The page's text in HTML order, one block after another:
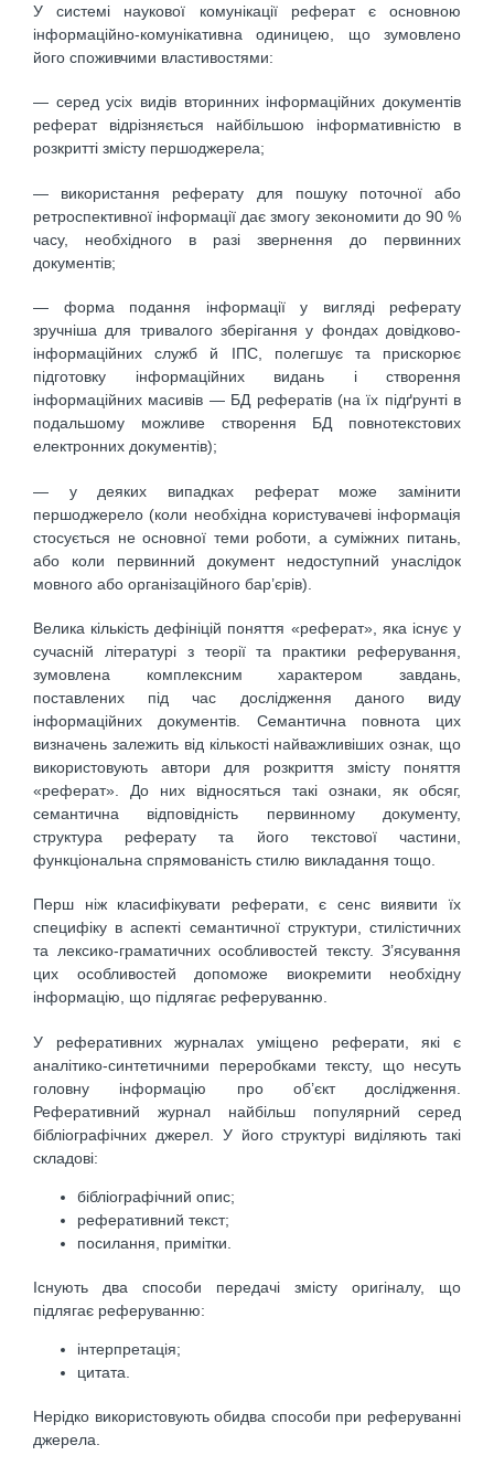
У системі наукової комунікації реферат є основною
інформаційно-комунікативна одиницею, що зумовлено
його споживчими властивостями:
— серед усіх видів вторинних інформаційних документів
реферат відрізняється найбільшою інформативністю в
розкритті змісту першоджерела;
— використання реферату для пошуку поточної або
ретроспективної інформації дає змогу зекономити до 90 %
часу, необхідного в разі звернення до первинних
документів;
— форма подання інформації у вигляді реферату
зручніша для тривалого зберігання у фондах довідково-
інформаційних служб й ІПС, полегшує та прискорює
підготовку інформаційних видань і створення
інформаційних масивів — БД рефератів (на їх підґрунті в
подальшому можливе створення БД повнотекстових
електронних документів);
— у деяких випадках реферат може замінити
першоджерело (коли необхідна користувачеві інформація
стосується не основної теми роботи, а суміжних питань,
або коли первинний документ недоступний унаслідок
мовного або організаційного бар’єрів).
Велика кількість дефініцій поняття «реферат», яка існує у
сучасній літературі з теорії та практики реферування,
зумовлена комплексним характером завдань,
поставлених під час дослідження даного виду
інформаційних документів. Семантична повнота цих
визначень залежить від кількості найважливіших ознак, що
використовують автори для розкриття змісту поняття
«реферат». До них відносяться такі ознаки, як обсяг,
семантична відповідність первинному документу,
структура реферату та його текстової частини,
функціональна спрямованість стилю викладання тощо.
Перш ніж класифікувати реферати, є сенс виявити їх
специфіку в аспекті семантичної структури, стилістичних
та лексико-граматичних особливостей тексту. З’ясування
цих особливостей допоможе виокремити необхідну
інформацію, що підлягає реферуванню.
У реферативних журналах уміщено реферати, які є
аналітико-синтетичними переробками тексту, що несуть
головну інформацію про об’єкт дослідження.
Реферативний журнал найбільш популярний серед
бібліографічних джерел. У його структурі виділяють такі
складові:
бібліографічний опис;
реферативний текст;
посилання, примітки.
Існують два способи передачі змісту оригіналу, що
підлягає реферуванню:
інтерпретація;
цитата.
Нерідко використовують обидва способи при реферуванні
джерела.